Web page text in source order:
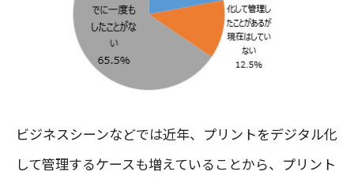
ビジネスシーンなどでは近年、プリントをデジタル化
して管理するケースも増えていることから、プリント